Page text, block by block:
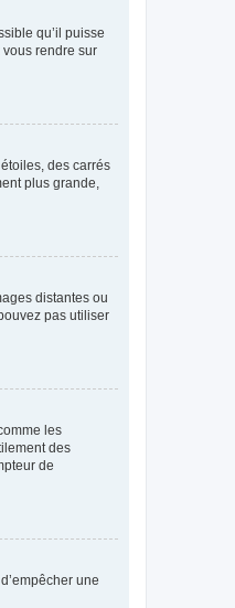
qu’il puisse
rendre sur
des carrés
plus grande,
distantes ou
pas utiliser
les
des
de
une